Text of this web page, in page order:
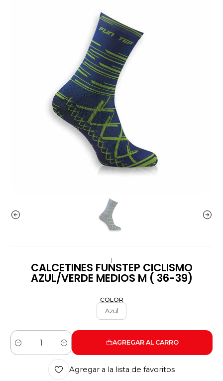
|
CALCETINES FUNSTEP CICLISMO
AZUL/VERDE MEDIOS M ( 36-39)
COLOR
Azul
Cantidad
AGREGAR AL CARRO
Agregar a la lista de favoritos